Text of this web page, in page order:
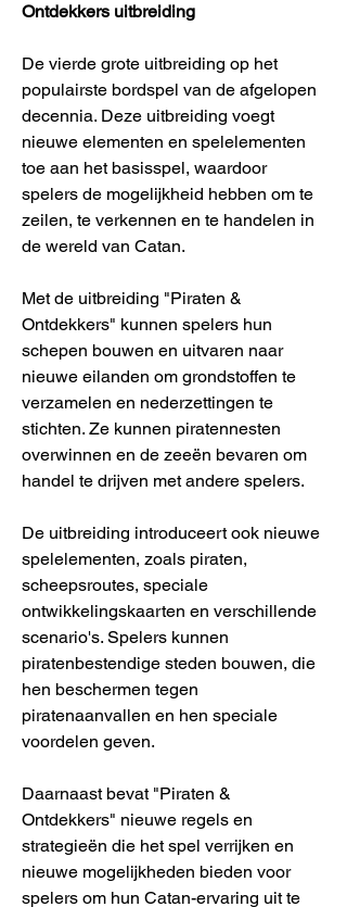
Ontdekkers uitbreiding
De vierde grote uitbreiding op het
populairste bordspel van de afgelopen
decennia. Deze uitbreiding voegt
nieuwe elementen en spelelementen
toe aan het basisspel, waardoor
spelers de mogelijkheid hebben om te
zeilen, te verkennen en te handelen in
de wereld van Catan.
Met de uitbreiding "Piraten &
Ontdekkers" kunnen spelers hun
schepen bouwen en uitvaren naar
nieuwe eilanden om grondstoffen te
verzamelen en nederzettingen te
stichten. Ze kunnen piratennesten
overwinnen en de zeeën bevaren om
handel te drijven met andere spelers.
De uitbreiding introduceert ook nieuwe
spelelementen, zoals piraten,
scheepsroutes, speciale
ontwikkelingskaarten en verschillende
scenario's. Spelers kunnen
piratenbestendige steden bouwen, die
hen beschermen tegen
piratenaanvallen en hen speciale
voordelen geven.
Daarnaast bevat "Piraten &
Ontdekkers" nieuwe regels en
strategieën die het spel verrijken en
nieuwe mogelijkheden bieden voor
spelers om hun Catan-ervaring uit te